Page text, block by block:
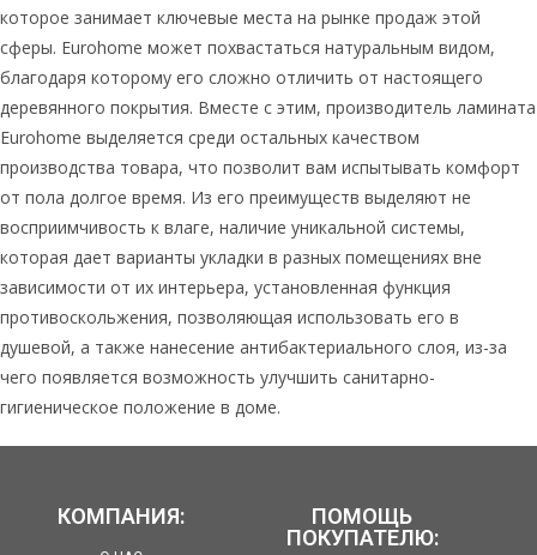
которое занимает ключевые места на рынке продаж этой
сферы. Eurohome может похвастаться натуральным видом,
благодаря которому его сложно отличить от настоящего
деревянного покрытия. Вместе с этим, производитель ламината
Eurohome выделяется среди остальных качеством
производства товара, что позволит вам испытывать комфорт
от пола долгое время. Из его преимуществ выделяют не
восприимчивость к влаге, наличие уникальной системы,
которая дает варианты укладки в разных помещениях вне
зависимости от их интерьера, установленная функция
противоскольжения, позволяющая использовать его в
душевой, а также нанесение антибактериального слоя, из-за
чего появляется возможность улучшить санитарно-
гигиеническое положение в доме.
КОМПАНИЯ:
ПОМОЩЬ
ПОКУПАТЕЛЮ: